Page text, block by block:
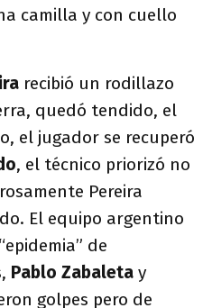
camilla y con cuello
recibió un rodillazo
quedó tendido, el
el jugador se recuperó
, el técnico priorizó no
Pereira
El equipo argentino
de
Pablo Zabaleta y
golpes pero de